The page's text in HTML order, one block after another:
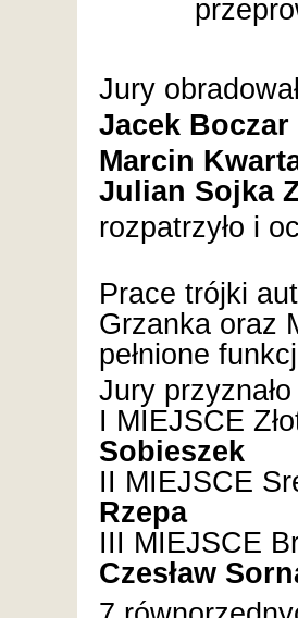
Jury
Jacek Boczar
Marcin
Julian Sojka
rozpatrzyło i
Prace trójki
Grzanka oraz
pełnione
Jury
I MIEJSCE
Sobieszek
II MIEJSCE
Rzepa
III MIEJSCE
Czesław